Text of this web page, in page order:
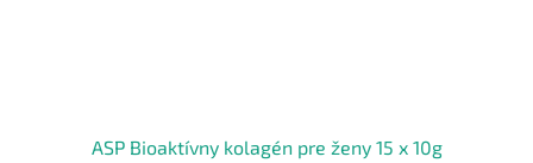
ASP Bioaktívny kolagén pre ženy 15 x 10g